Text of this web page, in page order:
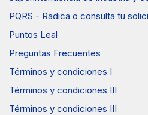
PQRS - Radica o consulta tu
Puntos Leal
Preguntas Frecuentes
Términos y condiciones I
Términos y condiciones III
Términos y condiciones III